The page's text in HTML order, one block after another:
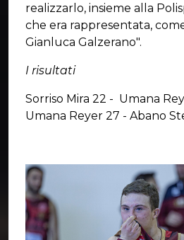
realizzarlo, insieme alla
che era rappresentata,
Gianluca Galzerano".
I risultati
Sorriso Mira 22 - Umana
Umana Reyer 27 - Abano